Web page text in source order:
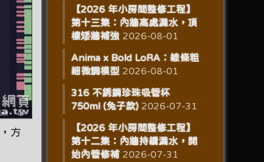
，方
【2026 年小房間整修工程】
第十三集：內牆高處漏水，頂
樓矮牆補強 2026-08-01
Anima x Bold LoRA：線條粗
細微調模型 2026-08-01
316 不銹鋼珍珠吸管杯
750ml (兔子款) 2026-07-31
【2026 年小房間整修工程】
第十二集：內牆持續漏水，開
始內管修補 2026-07-31